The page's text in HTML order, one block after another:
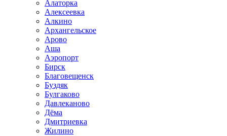
Алаторка
Алексеевка
Алкино
Архангельское
Арово
Аша
Аэропорт
Бирск
Благовещенск
Буздяк
Булгаково
Давлеканово
Дёма
Дмитриевка
Жилино